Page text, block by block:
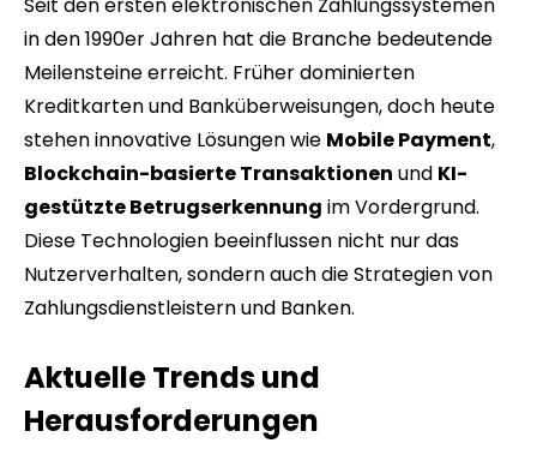
in den 1990er Jahren hat die Branche bedeutende
Meilensteine erreicht. Früher dominierten
Kreditkarten und Banküberweisungen, doch heute
stehen innovative Lösungen wie Mobile Payment,
Blockchain-basierte Transaktionen und KI-
gestützte Betrugserkennung im Vordergrund.
Diese Technologien beeinflussen nicht nur das
Nutzerverhalten, sondern auch die Strategien von
Zahlungsdienstleistern und Banken.
Aktuelle Trends und
Herausforderungen